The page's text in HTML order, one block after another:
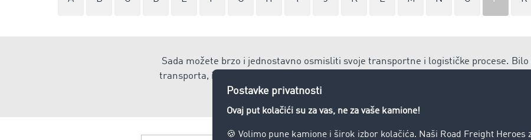
Sada možete brzo i jednostavno osmisliti svoje transportne i logističke procese.
transporta, implementaciji ili upravljanju narudžbama, u
Pametni logistički sistem
odgovarajuću aplikaciju za svoje potrebe i stupanj digitalizacije.